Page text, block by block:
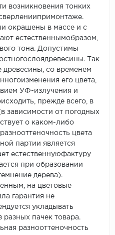
возникновения тонких
окрашены в массе и с
естественнымобразом,
тона. Допустимы
Так
древесины, со временем
его цвета,
УФ-излучения и
прежде всего, в
зависимости от погодных
о каком-либо
цвета
партии является
естественнуюфактуру
при образовании
дерева).
на цветовые
гарантия не
укладывать
разных пачек товара.
разнооттеночность